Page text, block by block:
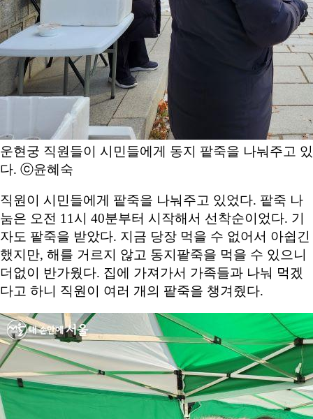
운현궁 직원들이 시민들에게 동지 팥죽을 나눠주고 있
다. ⓒ윤혜숙
직원이 시민들에게 팥죽을 나눠주고 있었다. 팥죽 나
눔은 오전 11시 40분부터 시작해서 선착순이었다. 기
자도 팥죽을 받았다. 지금 당장 먹을 수 없어서 아쉽긴
했지만, 해를 거르지 않고 동지팥죽을 먹을 수 있으니
더없이 반가웠다. 집에 가져가서 가족들과 나눠 먹겠
다고 하니 직원이 여러 개의 팥죽을 챙겨줬다.